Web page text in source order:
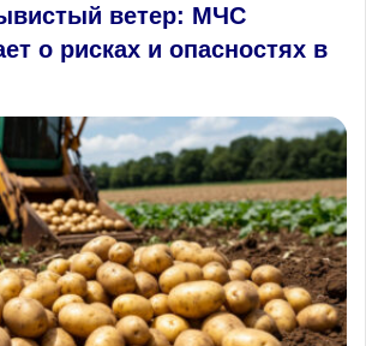
ветер: МЧС
о рисках и опасностях в